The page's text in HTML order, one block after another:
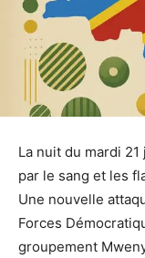
La nuit du mardi
par le sang et les
Une nouvelle
Forces
groupement